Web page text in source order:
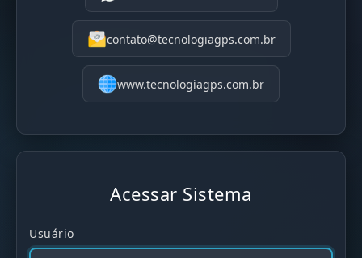
contato@tecnologiagps.com.br
www.tecnologiagps.com.br
Acessar Sistema
Usuário